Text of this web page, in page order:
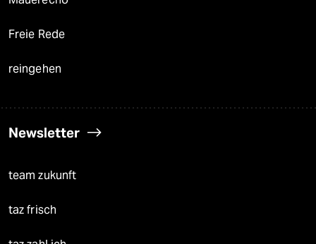
Freie Rede
reingehen
Newsletter
team zukunft
taz frisch